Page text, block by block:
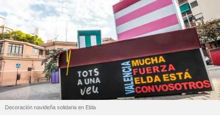
Decoración navideña solidaria en Elda